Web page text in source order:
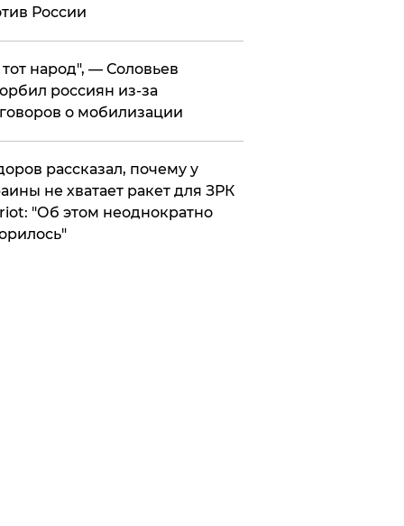
России
народ", — Соловьев
россиян из-за
о мобилизации
рассказал, почему у
не хватает ракет для ЗРК
"Об этом неоднократно